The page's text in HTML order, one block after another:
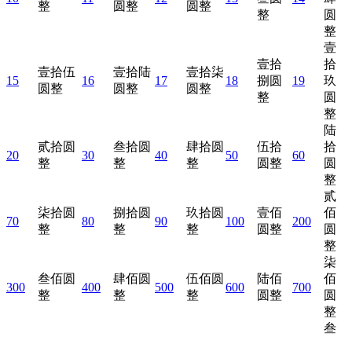
整
圆整
圆整
整
圆
整
15
壹拾伍
圆整
16
壹拾陆
圆整
17
壹拾柒
圆整
18
壹拾
捌圆
整
19
壹
拾
玖
圆
整
20
贰拾圆
整
30
叁拾圆
整
40
肆拾圆
整
50
伍拾
圆整
60
陆
拾
圆
整
70
柒拾圆
整
80
捌拾圆
整
90
玖拾圆
整
100
壹佰
圆整
200
贰
佰
圆
整
300
叁佰圆
整
400
肆佰圆
整
500
伍佰圆
整
600
陆佰
圆整
700
柒
佰
圆
整
叁